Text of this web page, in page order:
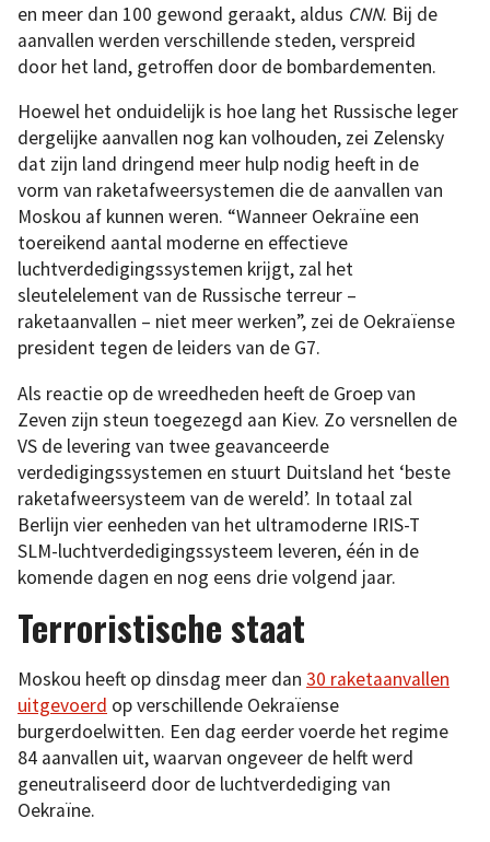
en meer dan 100 gewond geraakt, aldus CNN. Bij de
aanvallen werden verschillende steden, verspreid
door het land, getroffen door de bombardementen.
Hoewel het onduidelijk is hoe lang het Russische leger
dergelijke aanvallen nog kan volhouden, zei Zelensky
dat zijn land dringend meer hulp nodig heeft in de
vorm van raketafweersystemen die de aanvallen van
Moskou af kunnen weren. “Wanneer Oekraïne een
toereikend aantal moderne en effectieve
luchtverdedigingssystemen krijgt, zal het
sleutelelement van de Russische terreur –
raketaanvallen – niet meer werken”, zei de Oekraïense
president tegen de leiders van de G7.
Als reactie op de wreedheden heeft de Groep van
Zeven zijn steun toegezegd aan Kiev. Zo versnellen de
VS de levering van twee geavanceerde
verdedigingssystemen en stuurt Duitsland het ‘beste
raketafweersysteem van de wereld’. In totaal zal
Berlijn vier eenheden van het ultramoderne IRIS-T
SLM-luchtverdedigingssysteem leveren, één in de
komende dagen en nog eens drie volgend jaar.
Terroristische staat
Moskou heeft op dinsdag meer dan 30 raketaanvallen
uitgevoerd op verschillende Oekraïense
burgerdoelwitten. Een dag eerder voerde het regime
84 aanvallen uit, waarvan ongeveer de helft werd
geneutraliseerd door de luchtverdediging van
Oekraïne.